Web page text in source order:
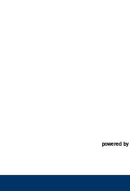
powered by